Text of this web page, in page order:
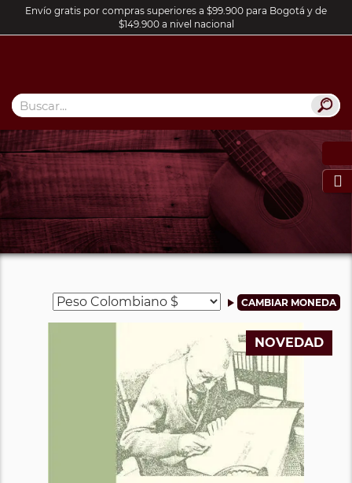
Envío gratis por compras superiores a $99.900 para Bogotá y de
$149.900 a nivel nacional

NOVEDAD